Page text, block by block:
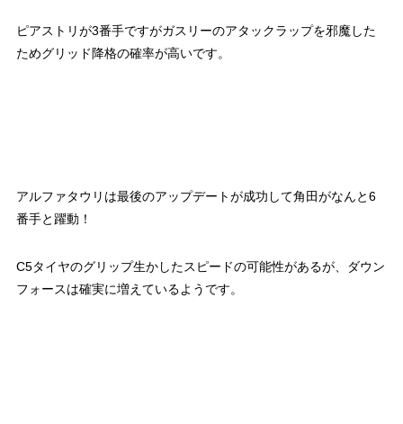
ピアストリが3番手ですがガスリーのアタックラップを邪魔した
ためグリッド降格の確率が高いです。
アルファタウリは最後のアップデートが成功して角田がなんと6
番手と躍動！
C5タイヤのグリップ生かしたスピードの可能性があるが、ダウン
フォースは確実に増えているようです。